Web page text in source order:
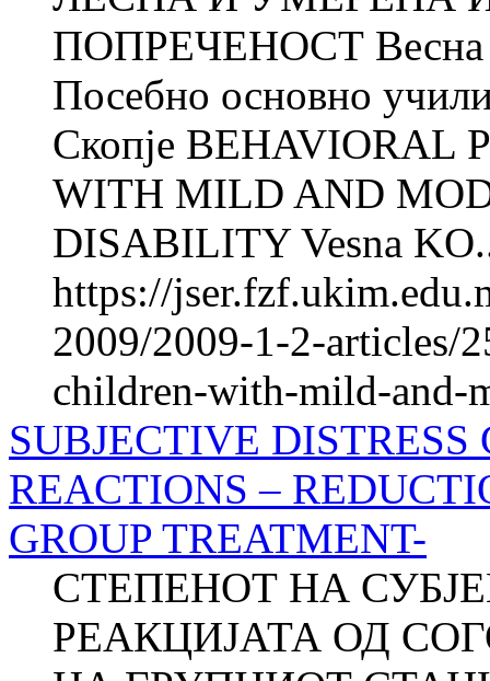
ПОПРЕЧЕНОСТ
Посебно основно
Скопје BEHAVIORAL
WITH MILD AND
DISABILITY Vesna
https://
2009/2009-1-2-articles/
children-with-mild-and-
SUBJECTIVE DISTRESS
REACTIONS –
GROUP TREATMENT-
СТЕПЕНОТ НА
РЕАКЦИЈАТА ОД